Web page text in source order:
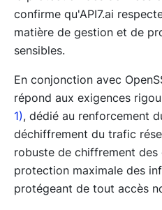
confirme qu'API7.ai
matière de gestion et de
sensibles.
En conjonction avec
répond aux exigences
1), dédié au renforcement
déchiffrement du trafic
robuste de chiffrement des
protection maximale des
protégeant de tout accès